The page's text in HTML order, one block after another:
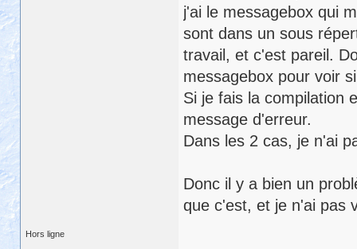
j'ai le messagebox qui
sont dans un sous
travail, et c'est pareil.
messagebox pour voir
Si je fais la compilation
message d'erreur.
Dans les 2 cas, je n'ai
Donc il y a bien un
que c'est, et je n'ai pas
Hors ligne